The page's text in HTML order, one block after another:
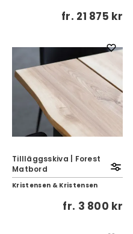
fr. 21 875 kr
TilIläggsskiva | Forest
Matbord
Kristensen & Kristensen
fr. 3 800 kr